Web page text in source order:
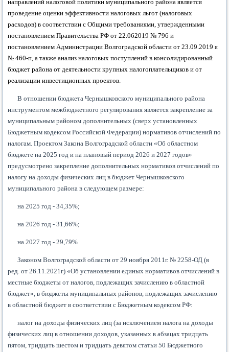
направлений налоговой политики муниципального района является
проведение оценки эффективности налоговых льгот (налоговых
расходов) в соответствии с Общими требованиями, утвержденными
постановлением Правительства РФ от 22.062019 № 796 и
постановлением Администрации Волгоградской области от 23.09.2019 я
№ 460-п, а также анализ налоговых поступлений в консолидированный
бюджет района от деятельности крупных налогоплательщиков и от
реализации инвестиционных проектов.
В отношении бюджета Чернышковского муниципального района
инструментом межбюджетного регулирования является закрепление за
муниципальным районом дополнительных (сверх установленных
Бюджетным кодексом Российской Федерации) нормативов отчислений по
налогам. Проектом Закона Волгоградской области «Об областном
бюджете на 2025 год и на плановый период 2026 и 2027 годов»
предусмотрено закрепление дополнительных нормативов отчислений по
налогу на доходы физических лиц в бюджет Чернышковского
муниципального района в следующем размере:
на 2025 год - 34,35%;
на 2026 год - 31,66%;
на 2027 год - 29,79%
Законом Волгоградской области от 29 ноября 2011г. № 2258-ОД (в
ред. от 26.11.2021г) «Об установлении единых нормативов отчислений в
местные бюджеты от налогов, подлежащих зачислению в областной
бюджет», в бюджеты муниципальных районов, подлежащих зачислению
в областной бюджет в соответствии с Бюджетным кодексом РФ:
налог на доходы физических лиц (за исключением налога на доходы
физических лиц в отношении доходов, указанных в абзацах тридцать
пятом, тридцать шестом и тридцать девятом статьи 50 Бюджетного